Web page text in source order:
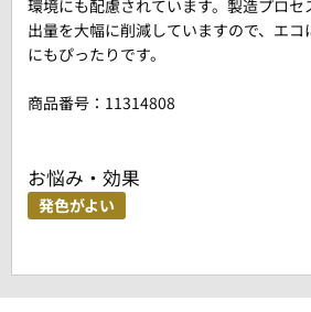
環境にも配慮されています。製造プロセ
出量を大幅に削減していますので、エ
にもぴったりです。
商品番号： 11314808
お悩み・効果
発色がよい